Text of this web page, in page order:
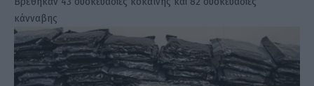
κάνναβης